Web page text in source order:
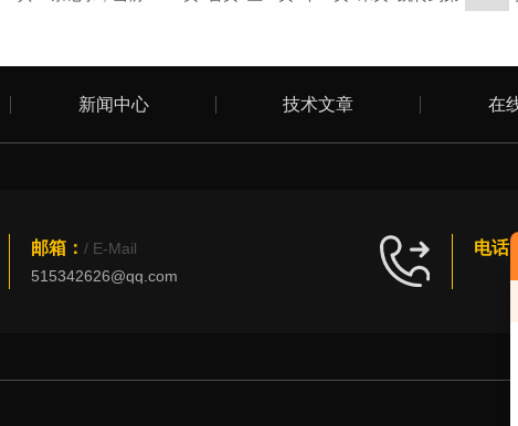
新闻中心 技术文章 在
邮箱： / E-Mail
515342626@qq.com
电话：